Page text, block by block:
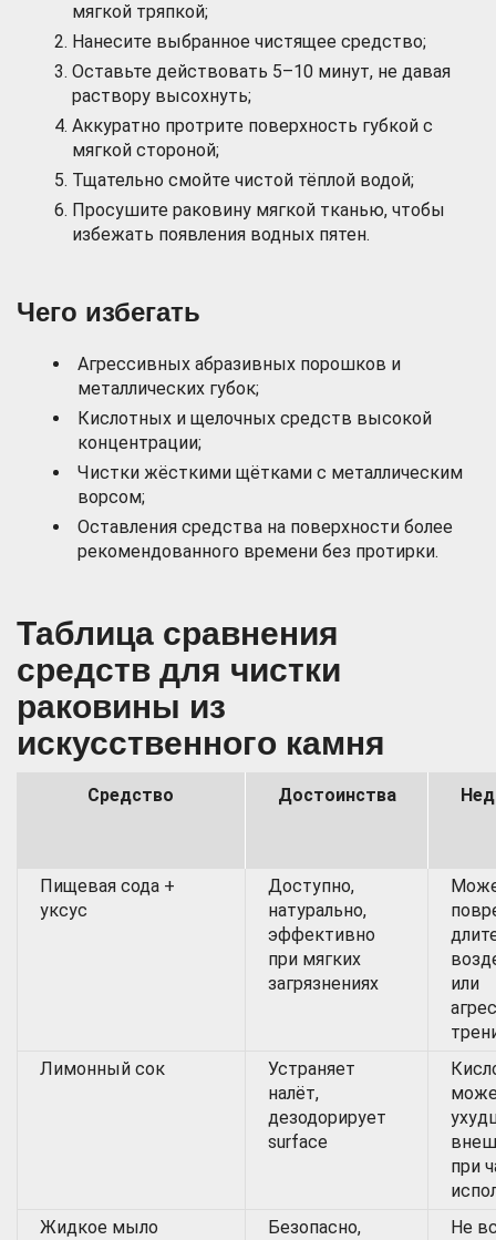
мягкой тряпкой;
Нанесите выбранное чистящее средство;
Оставьте действовать 5–10 минут, не давая
раствору высохнуть;
Аккуратно протрите поверхность губкой с
мягкой стороной;
Тщательно смойте чистой тёплой водой;
Просушите раковину мягкой тканью, чтобы
избежать появления водных пятен.
Чего избегать
Агрессивных абразивных порошков и
металлических губок;
Кислотных и щелочных средств высокой
концентрации;
Чистки жёсткими щётками с металлическим
ворсом;
Оставления средства на поверхности более
рекомендованного времени без протирки.
Таблица сравнения
средств для чистки
раковины из
искусственного камня
Средство Достоинства
Пищевая сода +
уксус
Доступно,
натурально,
эффективно
при мягких
загрязнениях
или
Лимонный сок
Устраняет
налёт,
дезодорирует
surface
при
Жидкое мыло
Безопасно,
Не